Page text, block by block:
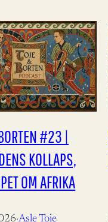
#23 |
KOLLAPS,
OM AFRIKA
·Asle Toje